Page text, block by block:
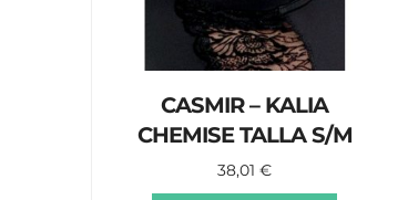
CASMIR – KALIA
CHEMISE TALLA S/M
38,01€